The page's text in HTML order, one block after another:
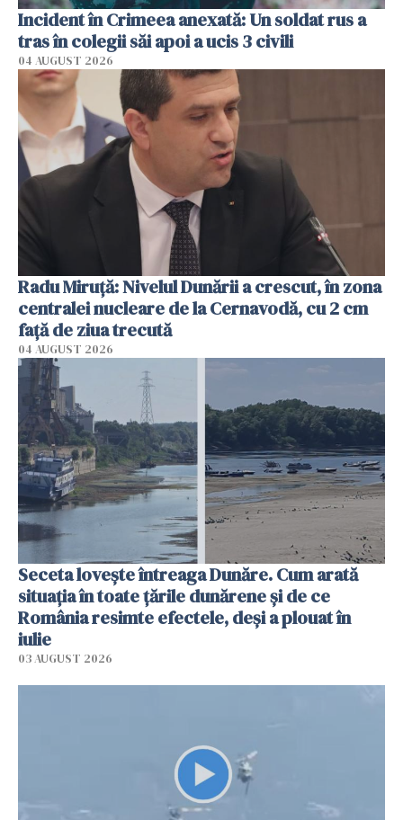
Incident în Crimeea anexată: Un soldat rus a
tras în colegii săi apoi a ucis 3 civili
04 AUGUST 2026
Radu Miruţă: Nivelul Dunării a crescut, în zona
centralei nucleare de la Cernavodă, cu 2 cm
faţă de ziua trecută
04 AUGUST 2026
Seceta lovește întreaga Dunăre. Cum arată
situația în toate țările dunărene și de ce
România resimte efectele, deși a plouat în
iulie
03 AUGUST 2026